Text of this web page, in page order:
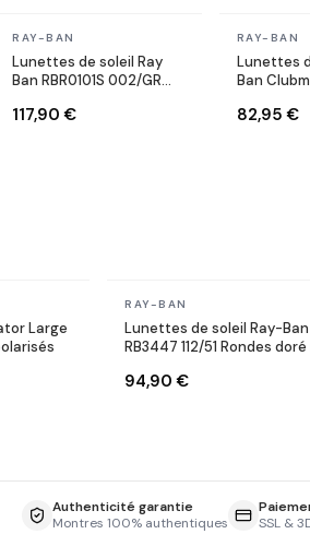
En stock
RAY-BAN
Lunettes de soleil Ray
Ban RBR0101S 002/GR
Aviator noires
117,90 €
En stock
RAY-BAN
Lunettes
Ban
82,95 €
Large
En stock
RAY-BAN
Lunettes de soleil Ray-
RB3447 112/51 Rondes
94,90 €
Authenticité garantie
Montres 100% authentiques
SSL &